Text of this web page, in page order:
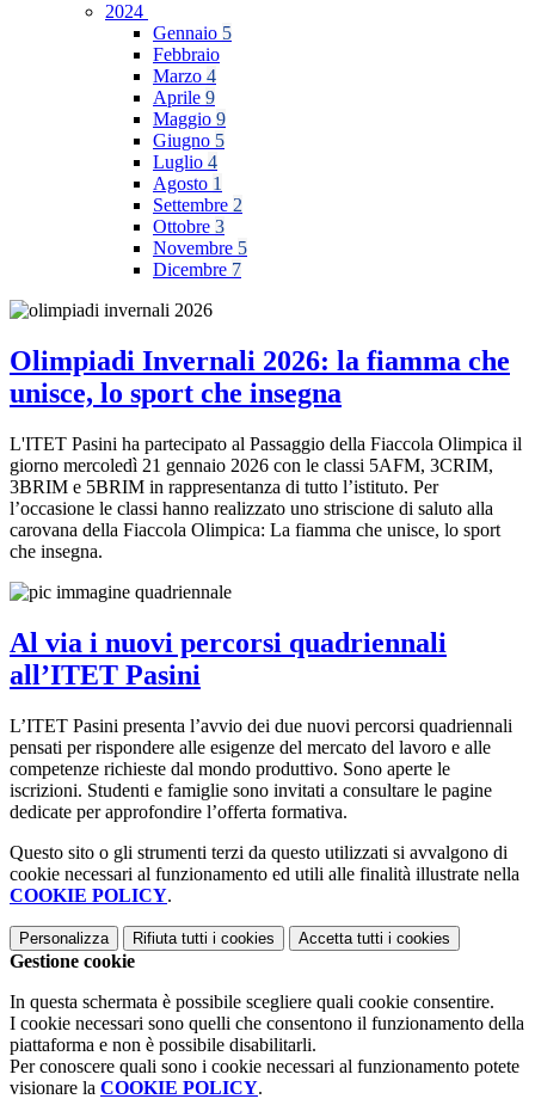
2024
Gennaio 5
Febbraio
Marzo 4
Aprile 9
Maggio 9
Giugno 5
Luglio 4
Agosto 1
Settembre 2
Ottobre 3
Novembre 5
Dicembre 7
Olimpiadi Invernali 2026: la fiamma che
unisce, lo sport che insegna
L'ITET Pasini ha partecipato al Passaggio della Fiaccola Olimpica il
giorno mercoledì 21 gennaio 2026 con le classi 5AFM, 3CRIM,
3BRIM e 5BRIM in rappresentanza di tutto l’istituto. Per
l’occasione le classi hanno realizzato uno striscione di saluto alla
carovana della Fiaccola Olimpica: La fiamma che unisce, lo sport
che insegna.
Al via i nuovi percorsi quadriennali
all’ITET Pasini
L’ITET Pasini presenta l’avvio dei due nuovi percorsi quadriennali
pensati per rispondere alle esigenze del mercato del lavoro e alle
competenze richieste dal mondo produttivo. Sono aperte le
iscrizioni. Studenti e famiglie sono invitati a consultare le pagine
dedicate per approfondire l’offerta formativa.
Questo sito o gli strumenti terzi da questo utilizzati si avvalgono di
cookie necessari al funzionamento ed utili alle finalità illustrate nella
COOKIE POLICY.
Personalizza Rifiuta tutti i cookies Accetta tutti i cookies
Gestione cookie
In questa schermata è possibile scegliere quali cookie consentire.
I cookie necessari sono quelli che consentono il funzionamento della
piattaforma e non è possibile disabilitarli.
Per conoscere quali sono i cookie necessari al funzionamento potete
visionare la COOKIE POLICY.